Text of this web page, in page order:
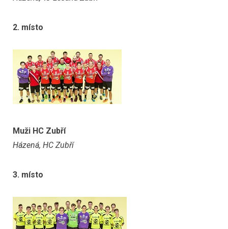
2. místo
Muži HC Zubří
Házená, HC Zubří
3. místo